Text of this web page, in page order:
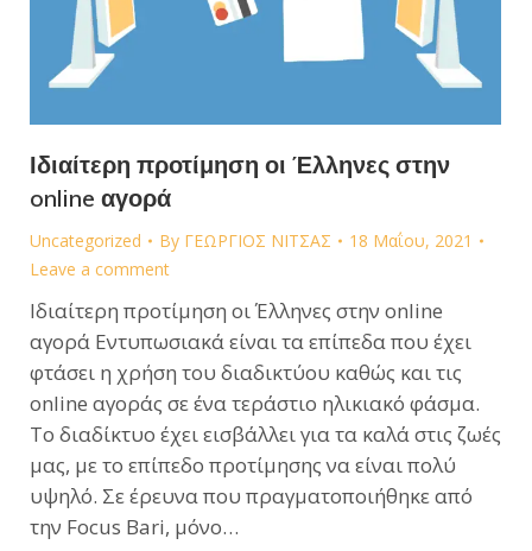
Ιδιαίτερη προτίμηση οι Έλληνες στην
online αγορά
Uncategorized By ΓΕΩΡΓΙΟΣ ΝΙΤΣΑΣ
18 Μαΐου, 2021
Leave a comment
Ιδιαίτερη προτίμηση οι Έλληνες στην online
αγορά Εντυπωσιακά είναι τα επίπεδα που έχει
φτάσει η χρήση του διαδικτύου καθώς και τις
online αγοράς σε ένα τεράστιο ηλικιακό φάσμα.
Το διαδίκτυο έχει εισβάλλει για τα καλά στις ζωές
μας, με το επίπεδο προτίμησης να είναι πολύ
υψηλό. Σε έρευνα που πραγματοποιήθηκε από
την Focus Bari, μόνο…